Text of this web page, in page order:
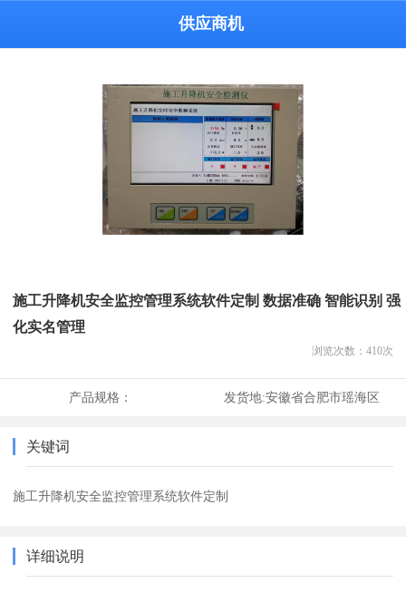
供应商机
施工升降机安全监控管理系统软件定制 数据准确 智能识别 强
化实名管理
浏览次数： 410次
产品规格： 发货地:安徽省合肥市瑶海区
关键词
施工升降机安全监控管理系统软件定制
详细说明